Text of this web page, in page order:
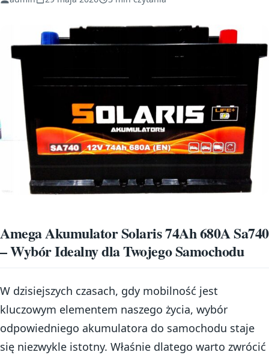
Amega Akumulator Solaris 74Ah 680A Sa740
– Wybór Idealny dla Twojego Samochodu
W dzisiejszych czasach, gdy mobilność jest
kluczowym elementem naszego życia, wybór
odpowiedniego akumulatora do samochodu staje
się niezwykle istotny. Właśnie dlatego warto zwrócić